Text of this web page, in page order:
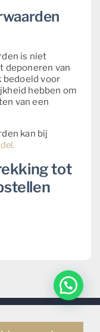
is niet
deponeren van
bedoeld voor
hebben om
van een
kan bij
tot
Amsterdam | KvK-